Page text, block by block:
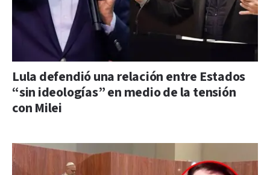
Lula defendió una relación entre Estados
“sin ideologías” en medio de la tensión
con Milei